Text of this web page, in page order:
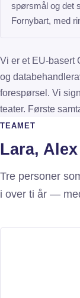
spørsmål og det
Fornybart, med
Vi er et EU-basert
og
forespørsel. Vi
teater. Første
TEAMET
Lara,
Tre personer
i over ti år —